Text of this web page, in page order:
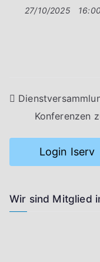
27/10/2025
Konferenzen
Login Iserv
Wir sind Mitglied